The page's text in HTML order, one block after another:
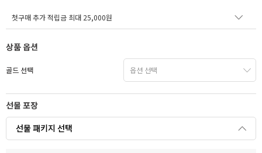
첫구매 추가 적립금 최대 25,000원
상품 옵션
골드 선택
선물 포장
선물 패키지 선택